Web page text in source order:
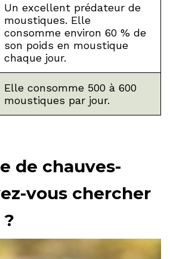
Un excellent prédateur de
moustiques. Elle
consomme environ 60 % de
son poids en moustique
chaque jour.
Elle consomme 500 à 600
moustiques par jour.
de chauves-
vous chercher